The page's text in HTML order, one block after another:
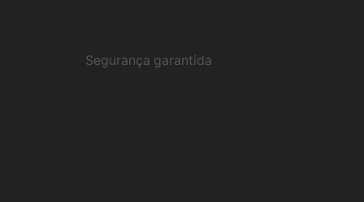
Segurança garantida